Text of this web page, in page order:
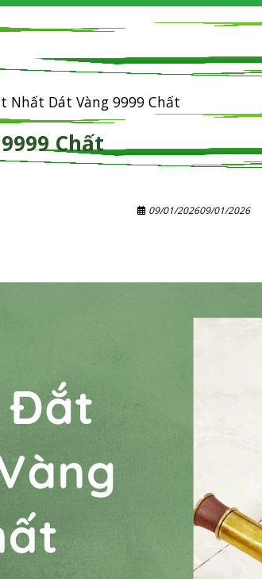
Nhất Dát Vàng 9999 Chất
Chất
09/01/202609/01/2026